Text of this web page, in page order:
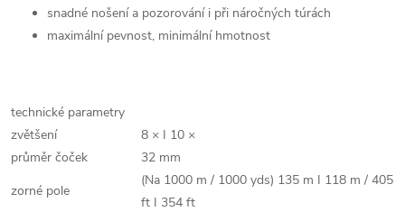
snadné nošení a pozorování i při náročných túrách
maximální pevnost, minimální hmotnost
technické parametry
zvětšení
8 × I 10 ×
průměr čoček
32 mm
zorné pole
(Na 1000 m / 1000 yds) 135 m I 118 m / 405
ft I 354 ft